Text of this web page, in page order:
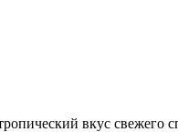
вкус свежего